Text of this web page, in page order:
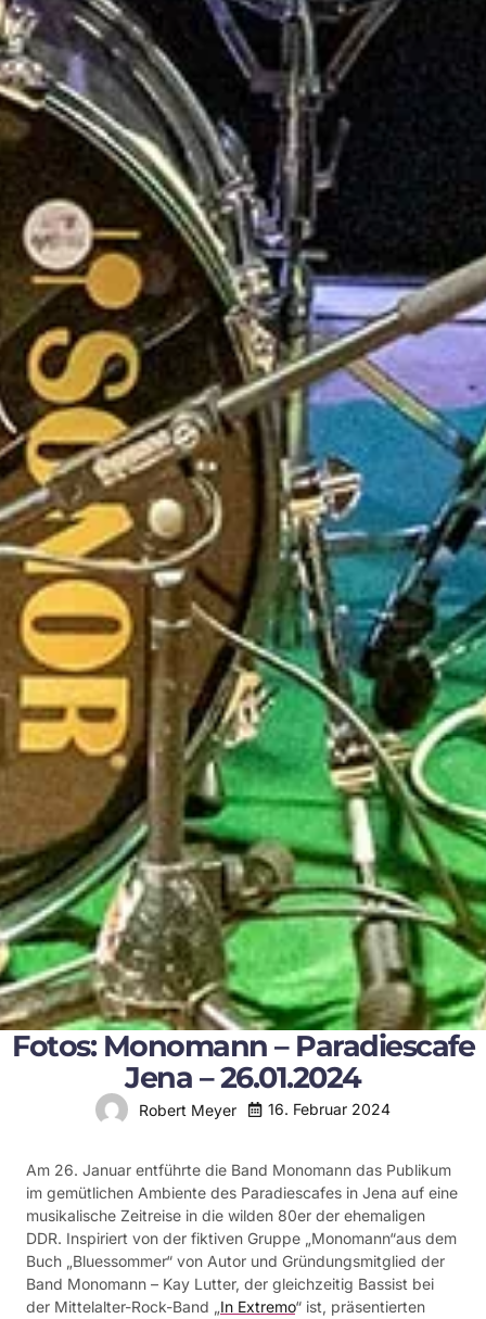
Fotos: Monomann – Paradiescafe
Jena – 26.01.2024
Robert Meyer 16. Februar 2024
Am 26. Januar entführte die Band Monomann das Publikum
im gemütlichen Ambiente des Paradiescafes in Jena auf eine
musikalische Zeitreise in die wilden 80er der ehemaligen
DDR. Inspiriert von der fiktiven Gruppe „Monomann“aus dem
Buch „Bluessommer“ von Autor und Gründungsmitglied der
Band Monomann – Kay Lutter, der gleichzeitig Bassist bei
der Mittelalter-Rock-Band „In Extremo“ ist, präsentierten